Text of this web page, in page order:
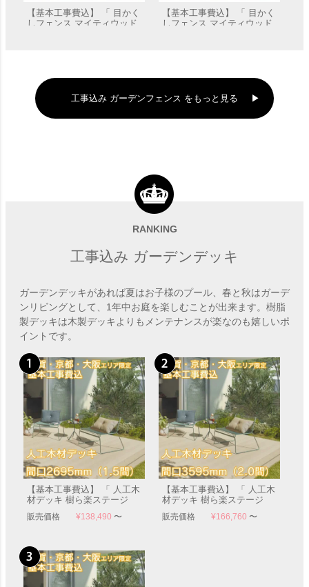
【基本工事費込】 「 目かく
しフェンス マイティウッド
【基本工事費込】 「 目かく
しフェンス マイティウッド
工事込み ガーデンフェンス をもっと見る
RANKING
工事込み ガーデンデッキ
ガーデンデッキがあれば夏はお子様のプール、春と秋はガーデ
ンリビングとして、1年中お庭を楽しむことが出来ます。樹脂
製デッキは木製デッキよりもメンテナンスが楽なのも嬉しいポ
イントです。
【基本工事費込】 「 人工木
材デッキ 樹ら楽ステージ
（きららステージ） デッキ
本体 間口2695mm（1.5間）
販売価格¥138,490 〜
【基本工事費込】 「 人工木
材デッキ 樹ら楽ステージ
（きららステージ） デッキ
本体 間口3595mm（2.0間）
販売価格¥166,760 〜